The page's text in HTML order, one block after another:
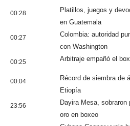
00:28
Platillos, juegos y
en Guatemala
00:27
Colombia: autoridad
con Washington
00:25 Arbitraje empañó el
00:04
Récord de siembra de
Etiopía
23:56
Dayira Mesa, sobraron
oro en boxeo